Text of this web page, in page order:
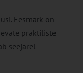
Eesmärk on
praktiliste
seejärel